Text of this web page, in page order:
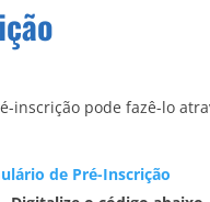
inscrição pode fazê-lo
de Pré-Inscrição